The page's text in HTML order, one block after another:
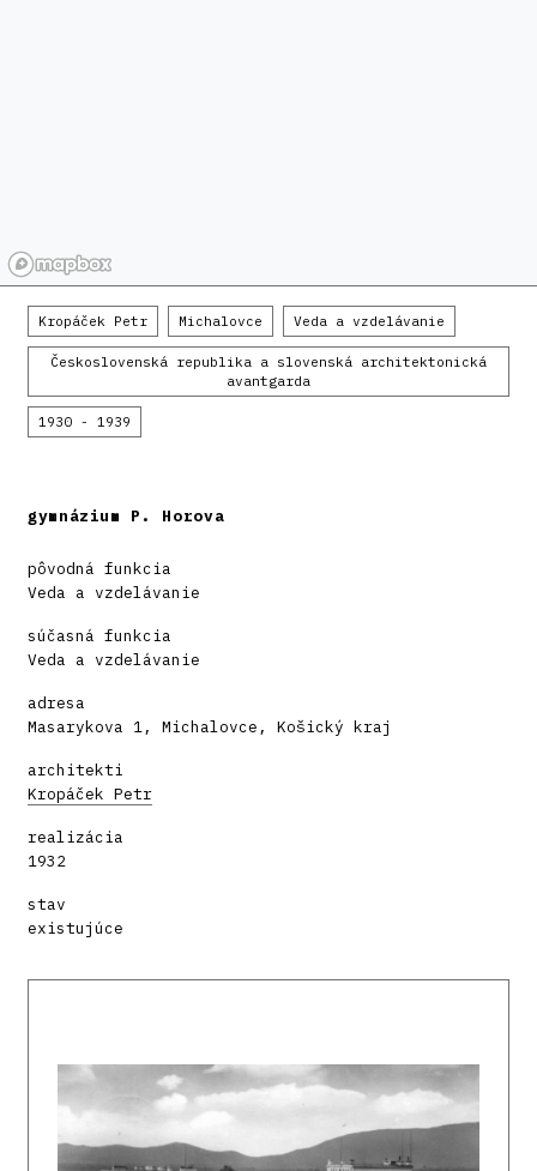
Kropáček Petr Michalovce Veda a vzdelávanie
Československá republika a slovenská architektonická
avantgarda
1930 - 1939
gymnázium P. Horova
pôvodná funkcia
Veda a vzdelávanie
súčasná funkcia
Veda a vzdelávanie
adresa
Masarykova 1, Michalovce, Košický kraj
architekti
Kropáček Petr
realizácia
1932
stav
existujúce